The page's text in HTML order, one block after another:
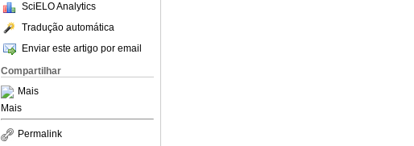
SciELO Analytics
Tradução automática
Enviar este artigo por email
Compartilhar
Mais
Mais
Permalink